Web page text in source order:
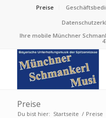
Preise
Ihre mobile Münchner
Preise
Du bist hier: Startseite / Preise